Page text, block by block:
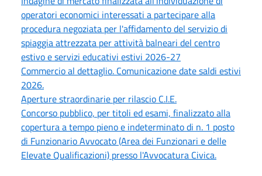
operatori economici interessati a partecipare alla
procedura negoziata per l'affidamento del servizio di
spiaggia attrezzata per attività balneari del centro
estivo e servizi educativi estivi 2026-27
Commercio al dettaglio. Comunicazione date saldi estivi
2026.
Aperture straordinarie per rilascio C.I.E.
Concorso pubblico, per titoli ed esami, finalizzato alla
copertura a tempo pieno e indeterminato di n. 1 posto
di Funzionario Avvocato (Area dei Funzionari e delle
Elevate Qualificazioni) presso l'Avvocatura Civica.